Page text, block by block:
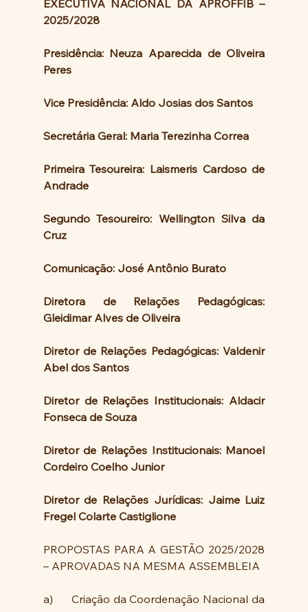
EXECUTIVA NACIONAL DA APROFFIB –
2025/2028
Presidência: Neuza Aparecida de Oliveira
Peres
Vice Presidência: Aldo Josias dos Santos
Secretária Geral: Maria Terezinha Correa
Primeira Tesoureira: Laismeris Cardoso de
Andrade
Segundo Tesoureiro: Wellington Silva da
Cruz
Comunicação: José Antônio Burato
Diretora de Relações Pedagógicas:
Gleidimar Alves de Oliveira
Diretor de Relações Pedagógicas: Valdenir
Abel dos Santos
Diretor de Relações Institucionais: Aldacir
Fonseca de Souza
Diretor de Relações Institucionais: Manoel
Cordeiro Coelho Junior
Diretor de Relações Jurídicas: Jaime Luiz
Fregel Colarte Castiglione
PROPOSTAS PARA A GESTÃO 2025/2028
– APROVADAS NA MESMA ASSEMBLEIA
a)	Criação da Coordenação Nacional da